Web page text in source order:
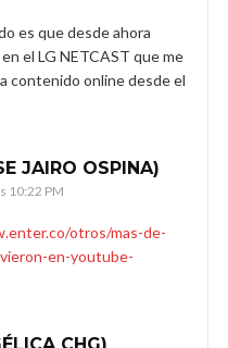
es que desde ahora
el LG NETCAST que me
contenido online desde el
JAIRO OSPINA)
10:22 PM
otros/mas-de-
en-youtube-
CHG)